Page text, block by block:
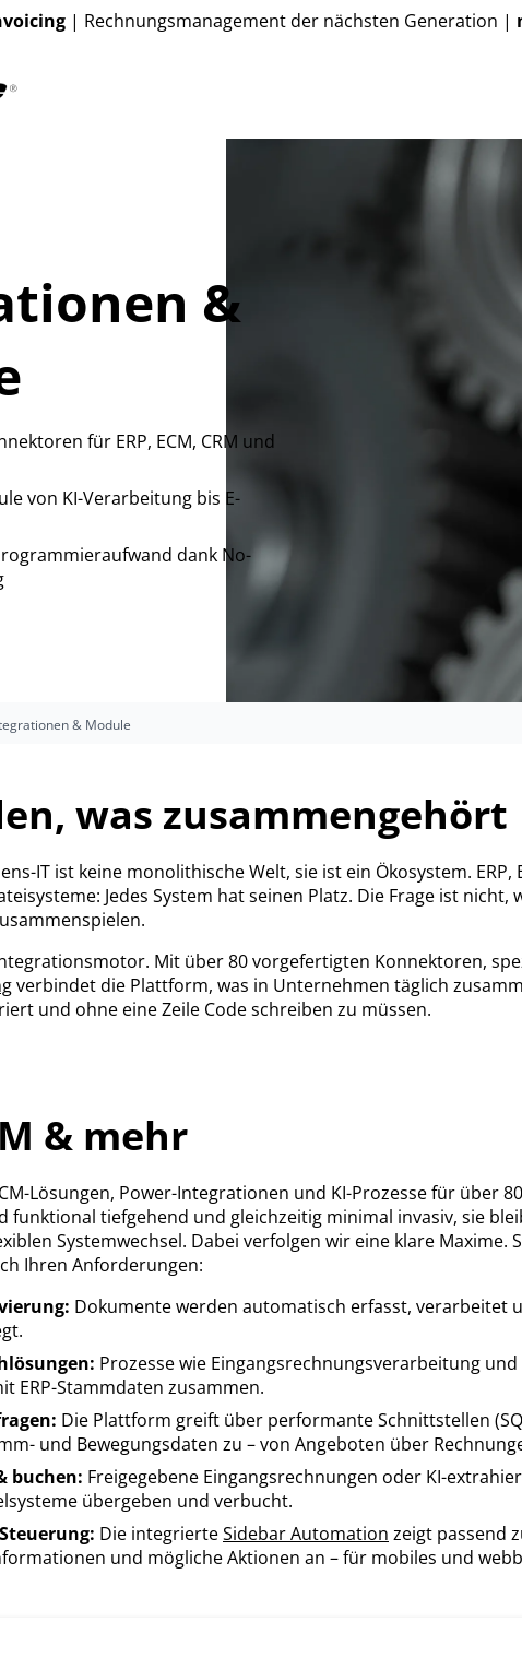
| Rechnungsmanagement der nächsten Generation |
&
für ERP, ECM, CRM und
von KI-Verarbeitung bis E-
dank No-
& Module
was zusammengehört
IT ist keine monolithische Welt, sie ist ein Ökosystem. ERP,
Jedes System hat seinen Platz. Die Frage ist nicht,
Mit über 80 vorgefertigten Konnektoren,
verbindet die Plattform, was in Unternehmen täglich
und ohne eine Zeile Code schreiben zu müssen.
& mehr
Lösungen, Power-Integrationen und KI-Prozesse für über
funktional tiefgehend und gleichzeitig minimal invasiv, sie
Systemwechsel. Dabei verfolgen wir eine klare Maxime.
Ihren Anforderungen:
Dokumente werden automatisch erfasst, verarbeitet
Prozesse wie Eingangsrechnungsverarbeitung
ERP-Stammdaten zusammen.
Die Plattform greift über performante Schnittstellen
und Bewegungsdaten zu – von Angeboten über
buchen: Freigegebene Eingangsrechnungen oder KI-
übergeben und verbucht.
Die integrierteSidebar Automation zeigt passend
und mögliche Aktionen an – für mobiles und